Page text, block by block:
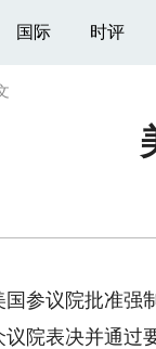
国际 时评
议院批准强制
表决并通过